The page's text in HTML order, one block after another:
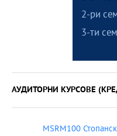
2-ри
3-ти
АУДИТОРНИ КУРСОВЕ
MSRM100